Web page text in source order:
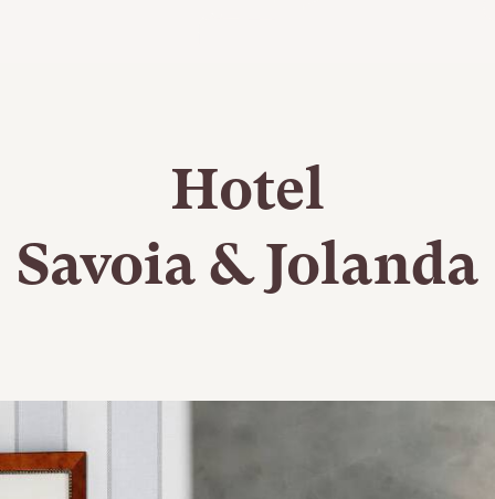
Hotel
Savoia & Jolanda